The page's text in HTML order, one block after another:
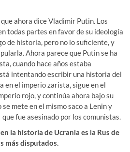
ahora dice Vladimir Putin. Los
todas partes en favor de su ideología
de historia, pero no lo suficiente, y
Ahora parece que Putin se ha
cuando hace años estaba
intentando escribir una historia del
en el imperio zarista, sigue en el
rojo, y continúa ahora bajo su
mete en el mismo saco a Lenin y
fue asesinado por los comunistas.
la historia de Ucrania es la Rus de
más disputados.